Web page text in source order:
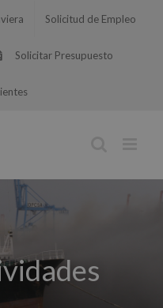
Solicitud de Empleo
Solicitar Presupuesto